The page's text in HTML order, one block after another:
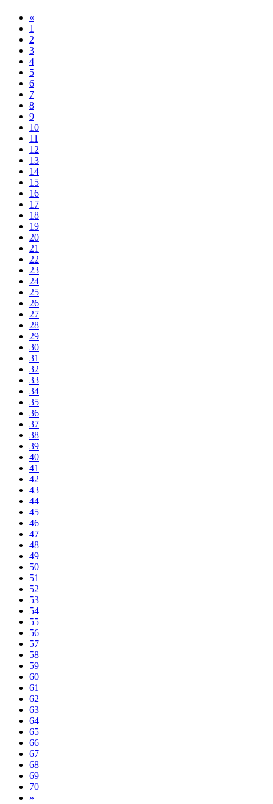
«
1
2
3
4
5
6
7
8
9
10
11
12
13
14
15
16
17
18
19
20
21
22
23
24
25
26
27
28
29
30
31
32
33
34
35
36
37
38
39
40
41
42
43
44
45
46
47
48
49
50
51
52
53
54
55
56
57
58
59
60
61
62
63
64
65
66
67
68
69
70
»